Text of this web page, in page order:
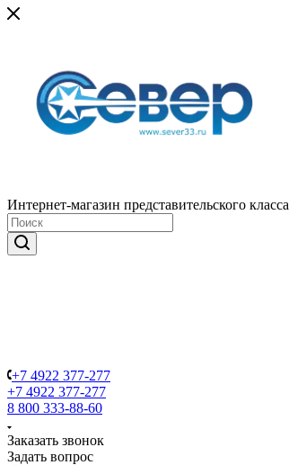
Интернет-магазин представительского класса
+7 4922 377-277
+7 4922 377-277
8 800 333-88-60
Заказать звонок
Задать вопрос